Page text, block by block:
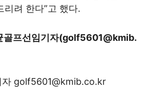
리려 한다”고 했다.
골프선임기자(golf5601@kmib.
자 golf5601@kmib.co.kr